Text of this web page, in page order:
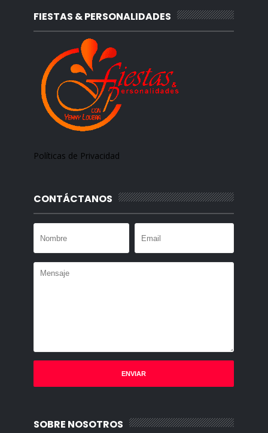
FIESTAS & PERSONALIDADES
Políticas de Privacidad
CONTÁCTANOS
SOBRE NOSOTROS